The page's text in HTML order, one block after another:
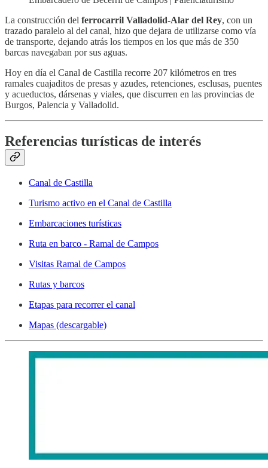
La construcción del ferrocarril Valladolid-Alar del Rey, con un
trazado paralelo al del canal, hizo que dejara de utilizarse como vía
de transporte, dejando atrás los tiempos en los que más de 350
barcas navegaban por sus aguas.
Hoy en día el Canal de Castilla recorre 207 kilómetros en tres
ramales cuajaditos de presas y azudes, retenciones, esclusas, puentes
y acueductos, dársenas y viales, que discurren en las provincias de
Burgos, Palencia y Valladolid.
Referencias turísticas de interés
Canal de Castilla
Turismo activo en el Canal de Castilla
Embarcaciones turísticas
Ruta en barco - Ramal de Campos
Visitas Ramal de Campos
Rutas y barcos
Etapas para recorrer el canal
Mapas (descargable)